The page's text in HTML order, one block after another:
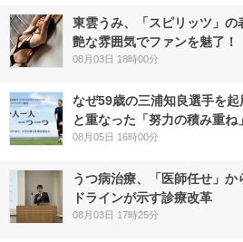
東雲うみ、「スピリッツ」
艶な雰囲気でファンを魅了！
08月03日 18時00分
なぜ59歳の三浦知良選手を
と重なった「努力の積み重ね」
08月05日 16時00分
うつ病治療、「医師任せ」
ドラインが示す診療改革
08月03日 17時25分